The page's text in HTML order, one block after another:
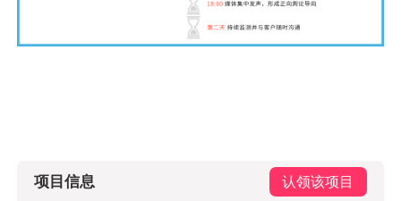
项目信息 认领该项目